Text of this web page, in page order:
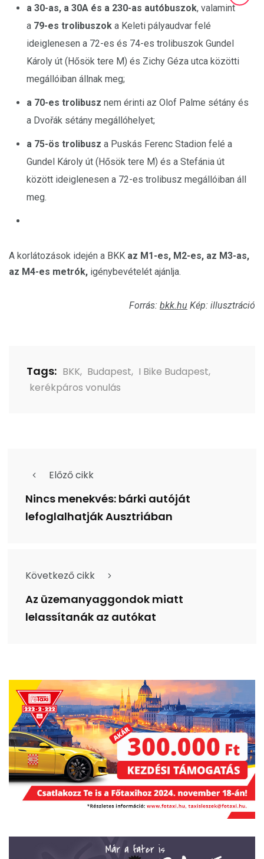
a 30-as, a 30A és a 230-as autóbuszok, valamint
a 79-es trolibuszok a Keleti pályaudvar felé
ideiglenesen a 72-es és 74-es trolibuszok Gundel
Károly út (Hősök tere M) és Zichy Géza utca közötti
megállóiban állnak meg;
a 70-es trolibusz nem érinti az Olof Palme sétány és
a Dvořák sétány megállóhelyet;
a 75-ös trolibusz a Puskás Ferenc Stadion felé a
Gundel Károly út (Hősök tere M) és a Stefánia út
között ideiglenesen a 72-es trolibusz megállóiban áll
meg.
A korlátozások idején a BKK az M1-es, M2-es, az M3-as,
az M4-es metrók, igénybevételét ajánlja.
Forrás: bkk.hu Kép: illusztráció
Tags: BKK, Budapest, I Bike Budapest,
kerékpáros vonulás
Előző cikk
Nincs menekvés: bárki autóját
lefoglalhatják Ausztriában
Következő cikk
Az üzemanyaggondok miatt
lelassítanák az autókat